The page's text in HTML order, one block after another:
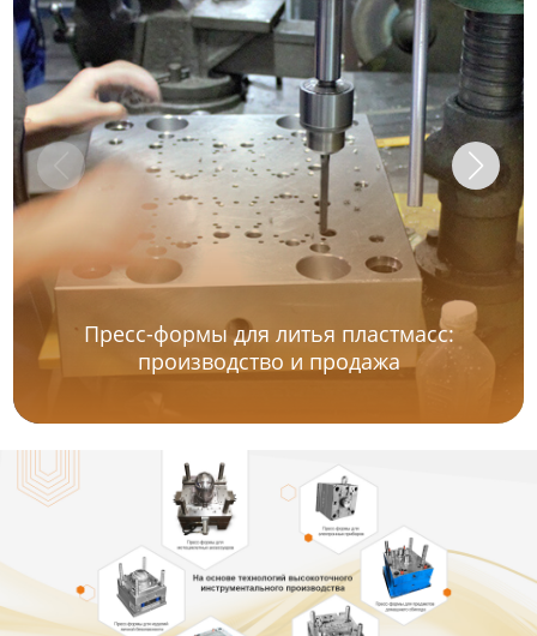
Пресс-формы для литья пластмасс:
производство и продажа